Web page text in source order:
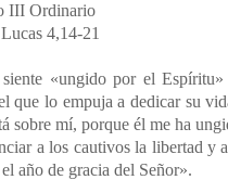
III Ordinario
4,14-21
siente «ungido por el
que lo empuja a dedicar su
sobre mí, porque él me ha
a los cautivos la libertad y
año de gracia del Señor».